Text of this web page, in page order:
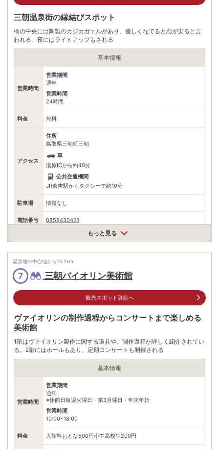
電話番号 0858430856
※ 掲載情報は変更になる場合があります。最新の内容はご利用前にご自身でお
問合せください。
※ 料金情報は税込・税抜表記が混ざっております。正しい金額はご利用前にご
自身でお問合せください。
三朝温泉街の縁結びスポット
橋の中央には陶製のカジカガエルがあり、優しくなでると恋が実ると言
われる。夜にはライトアップもされる
基本情報
営業時間
営業期間
通年
営業時間
24時間
料金 無料
アクセス
住所
鳥取県三朝町三朝
車
湯原ICから約40分
公共交通機関
JR倉吉駅からタクシーで約10分
駐車場 情報なし
電話番号 0858430431
※ 掲載情報は変更になる場合があります。最新の内容はご利用前にご自身でお
問合せください。
※ 料金情報は税込・税抜表記が混ざっております。正しい金額はご利用前にご
自身でお問合せください。
もっと見る
温泉地の中心地から15.2km
7 三朝バイオリン美術館
観光スポット詳細へ
ヴァイオリンの制作過程からコンサートまで楽しめる
美術館
1階はヴァイオリン製作に関する道具や、制作過程が詳しく紹介されてい
る。2階にはホールもあり、定期コンサートも開催される
基本情報
営業時間
営業期間
通年
※休館日毎週火曜日・第3月曜日・年末年始
営業時間
10:00~18:00
料金 入館料おとな500円小中高校生200円